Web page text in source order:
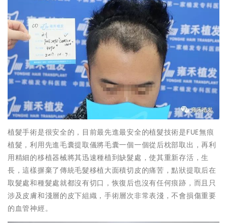
植髮手術是很安全的，目前最先進最安全的植髮技術是FUE無痕
植髮，利用先進毛囊提取儀將毛囊一個一個從后枕部取出，再利
用精細的移植器械將其迅速種植到缺髮處，使其重新存活，生
長，這樣摒棄了傳統毛髮移植大面積切皮的痛苦，點狀提取后在
取髮處和種髮處就都沒有切口，恢復后也沒有任何痕跡，而且只
涉及皮膚和淺層的皮下組織，手術層次非常表淺，不會損傷重要
的血管神經。